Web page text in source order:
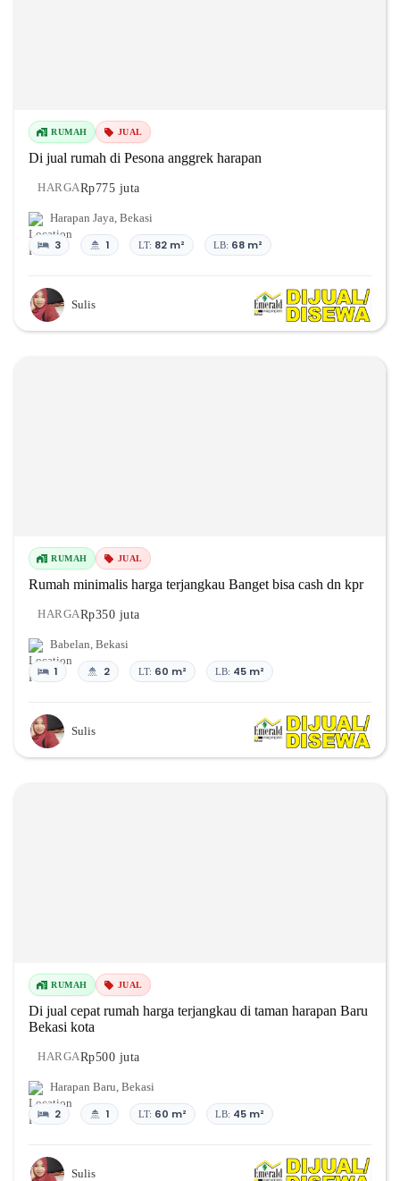
RUMAH JUAL
Di jual rumah di Pesona anggrek harapan
HARGARp775 juta
Harapan Jaya, Bekasi
3 1 LT: 82 m² LB: 68 m²
Sulis
RUMAH JUAL
Rumah minimalis harga terjangkau Banget bisa cash dn kpr
HARGARp350 juta
Babelan, Bekasi
1 2 LT: 60 m² LB: 45 m²
Sulis
RUMAH JUAL
Di jual cepat rumah harga terjangkau di taman harapan Baru
Bekasi kota
HARGARp500 juta
Harapan Baru, Bekasi
2 1 LT: 60 m² LB: 45 m²
Sulis